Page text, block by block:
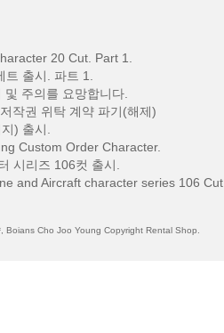
20 Cut. Part 1.
출시. 파트 1.
주의를 요망합니다.
작권 위탁 계약 파기(해제)
) 출시.
Custom Order Character.
시리즈 106컷 출시.
and Aircraft character series 106 Cut.
Cho Joo Young Copyright Rental Shop.